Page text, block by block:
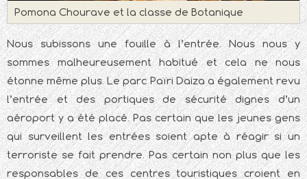
Pomona Chourave et la classe de Botanique
Nous subissons une fouille à l’entrée. Nous nous y
sommes malheureusement habitué et cela ne nous
étonne même plus. Le parc Païri Daiza a également revu
l’entrée et des portiques de sécurité dignes d’un
aéroport y a été placé. Pas certain que les jeunes gens
qui surveillent les entrées soient apte à réagir si un
terroriste se fait prendre. Pas certain non plus que les
responsables de ces centres touristiques croient en